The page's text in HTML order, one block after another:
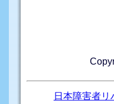
日本障害者